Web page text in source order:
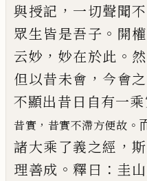
與授記 ， 一切聲聞
眾生皆是吾子 。 開
云妙 ， 妙在於此 。
但以昔未會 ， 今會
不顯出昔日自有一乘
昔實 ， 昔實不滯方便故 。
諸大乘了義之經 ，
理善成 。釋曰 ： 圭